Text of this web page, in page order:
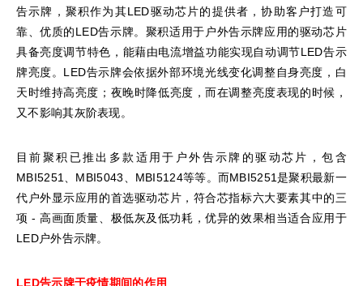
告示牌，聚积作为其LED驱动芯片的提供者，协助客户打造可
靠、优质的LED告示牌。聚积适用于户外告示牌应用的驱动芯片
具备亮度调节特色，能藉由电流增益功能实现自动调节LED告示
牌亮度。LED告示牌会依据外部环境光线变化调整自身亮度，白
天时维持高亮度；夜晚时降低亮度，而在调整亮度表现的时候，
又不影响其灰阶表现。
目前聚积已推出多款适用于户外告示牌的驱动芯片，包含
MBI5251、MBI5043、MBI5124等等。而MBI5251是聚积最新一
代户外显示应用的首选驱动芯片，符合芯指标六大要素其中的三
项 - 高画面质量、极低灰及低功耗，优异的效果相当适合应用于
LED户外告示牌。
LED告示牌于疫情期间的作用